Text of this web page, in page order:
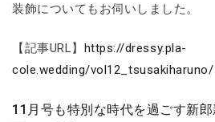
装飾についてもお伺いしました。
【記事URL】
https://dressy.pla-
cole.wedding/vol12_tsusakiharuno/
11月号も特別な時代を過ごす新